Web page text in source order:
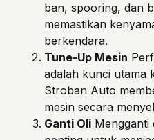
ban, spooring, dan
memastikan
berkendara.
Tune-Up Mesin
adalah kunci utama
Stroban Auto
mesin secara
Ganti Oli Mengganti